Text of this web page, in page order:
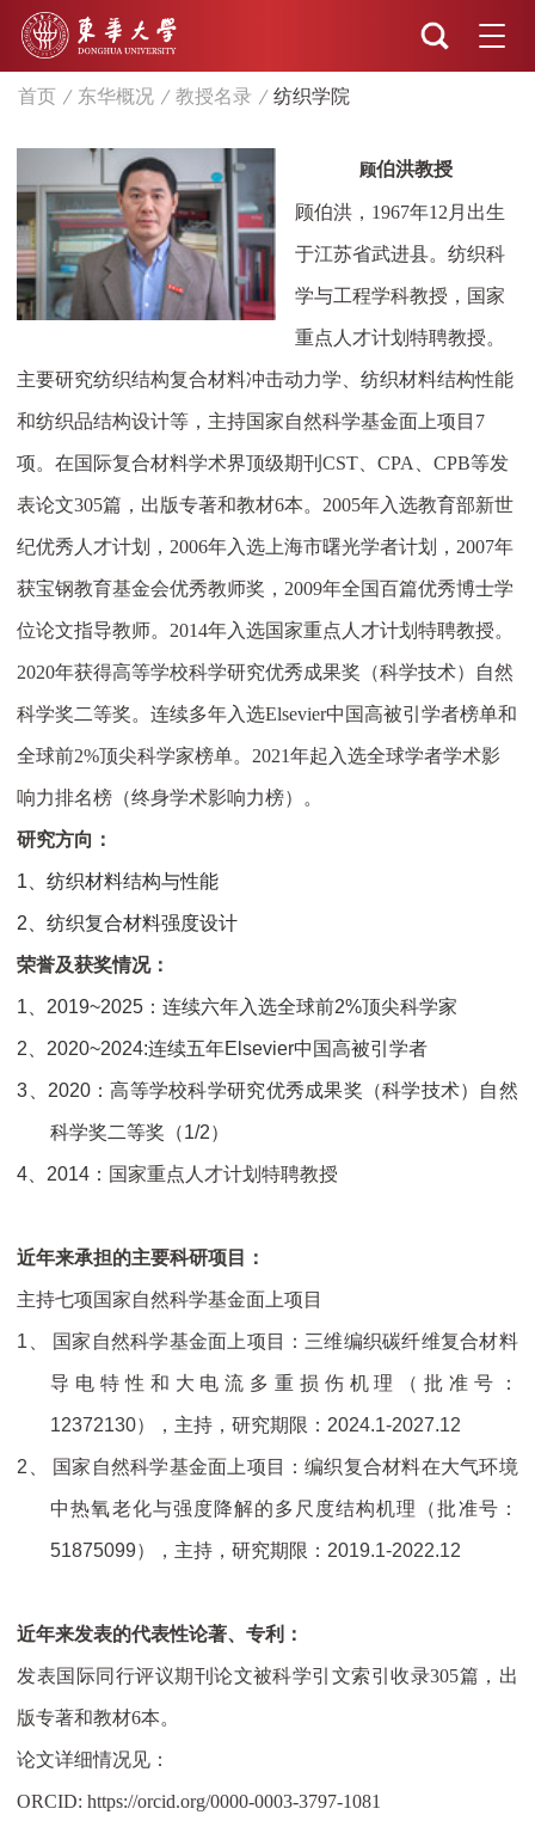
首页 东华概况 教授名录 纺织学院
顾伯洪教授
顾伯洪， 1967年12月出生
于江苏省武进县。纺织科
学与工程学科教授，国家
重点人才计划特聘教授。
主要研究纺织结构复合材料冲击动力学、纺织材料结构性能
和纺织品结构设计等，主持国家自然科学基金面上项目 7
项。在国际复合材料学术界顶级期刊CST、CPA、CPB等发
表论文305篇，出版专著和教材6本。2005年入选教育部新世
纪优秀人才计划，2006年入选上海市曙光学者计划，2007年
获宝钢教育基金会优秀教师奖，2009年全国百篇优秀博士学
位论文指导教师。2014年入选国家重点人才计划特聘教授。
2020年获得高等学校科学研究优秀成果奖（科学技术）自然
科学奖二等奖。连续多年入选Elsevier中国高被引学者榜单和
全球前2%顶尖科学家榜单。2021年起入选全球学者学术影
响力排名榜（终身学术影响力榜）。
研究方向：
1、纺织材料结构与性能
2、纺织复合材料强度设计
荣誉及获奖情况：
1、2019~2025 ：连续六年入选全球前2%顶尖科学家
2、2020~2024:连续五年Elsevier中国高被引学者
3、 2020：高等学校科学研究优秀成果奖（科学技术）自然
科学奖二等奖 （1/2）
4、2014 ： 国家重点人才计划特聘教授
近年来承担的主要科研项目：
主持七项国家自然科学基金面上项目
1、 国家自然科学基金面上项目：三维编织碳纤维复合材料
导电特性和大电流多重损伤机理（批准号：
12372130），主持，研究期限：2024.1-2027.12
2、 国家自然科学基金面上项目：编织复合材料在大气环境
中热氧老化与强度降解的多尺度结构机理（批准号：
51875099），主持，研究期限：2019.1-2022.12
近年来发表的代表性论著、专利：
发表国际同行评议期刊论文被科学引文索引收录305篇，出
版专著和教材6本。
论文详细情况见：
ORCID: https://orcid.org/0000-0003-3797-1081